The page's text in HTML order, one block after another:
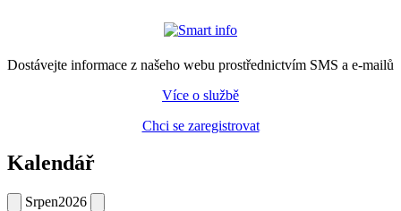
Dostávejte informace z našeho webu prostřednictvím SMS a e-mailů
Více o službě
Chci se zaregistrovat
Kalendář
Srpen2026